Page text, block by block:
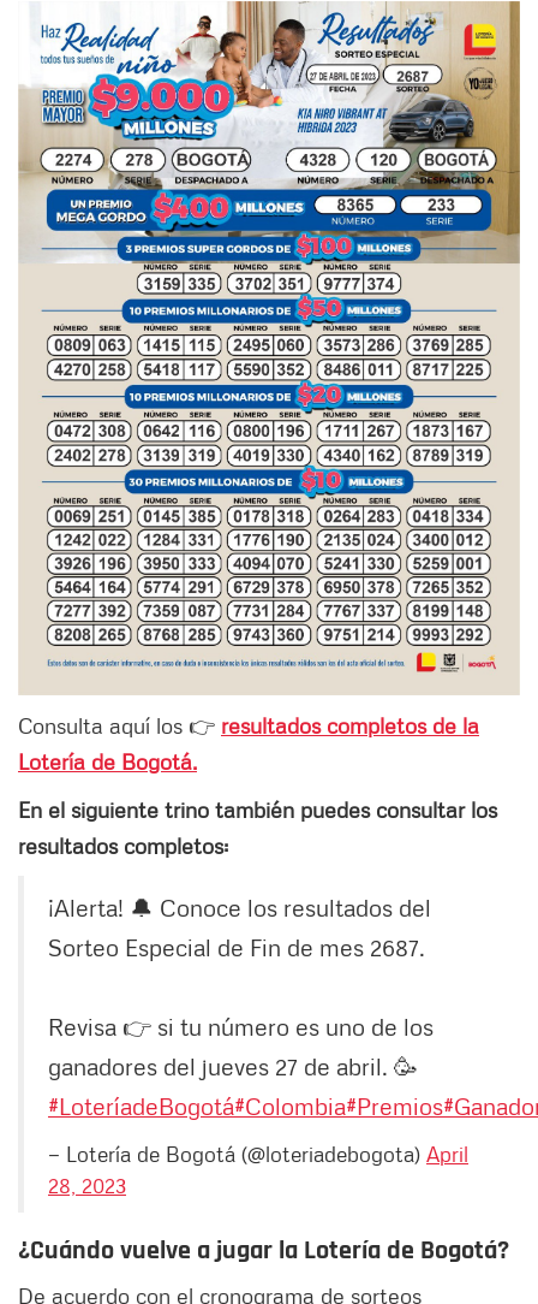
Consulta aquí los 👉 resultados completos de la
Lotería de Bogotá.
En el siguiente trino también puedes consultar los
resultados completos:
¡Alerta! 🔔 Conoce los resultados del
Sorteo Especial de Fin de mes 2687.
Revisa 👉 si tu número es uno de los
ganadores del jueves 27 de abril. 🥳
#LoteríadeBogotá#Colombia#Premios
— Lotería de Bogotá (@loteriadebogota) April
28, 2023
¿Cuándo vuelve a jugar la Lotería de Bogotá?
De acuerdo con el cronograma de sorteos